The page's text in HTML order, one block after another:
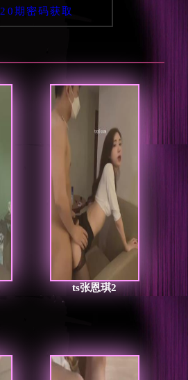
20期密码获取
ts张恩琪2